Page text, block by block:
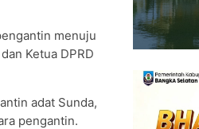
menuju
Ketua DPRD
adat Sunda,
pengantin.